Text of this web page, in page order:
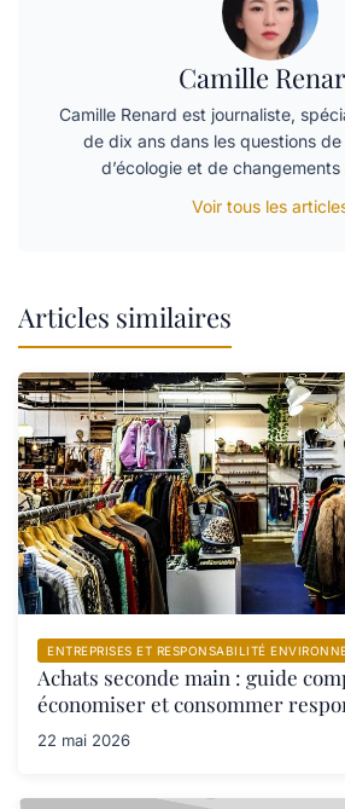
Camille
Camille Renard est journaliste,
de dix ans dans les questions
d’écologie et de
Voir tous les
Articles similaires
ENTREPRISES ET RESPONSABILITÉ
Achats seconde main : guide
économiser et consommer
22 mai 2026